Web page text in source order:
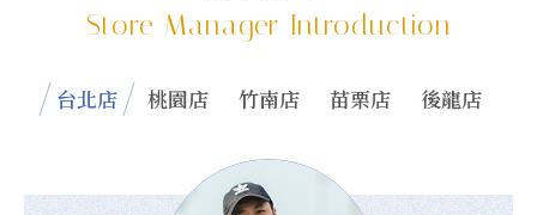
Store Manager Introduction
台北店 桃園店 竹南店 苗栗店 後龍店